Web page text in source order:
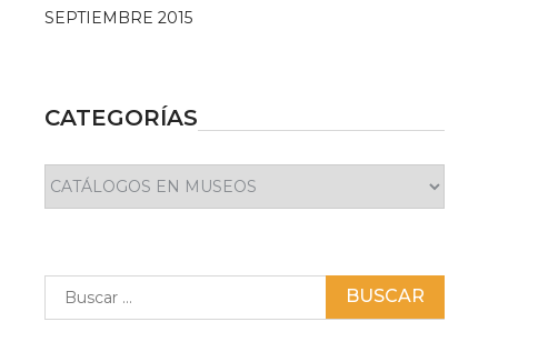
SEPTIEMBRE 2015
CATEGORÍAS
Categorías